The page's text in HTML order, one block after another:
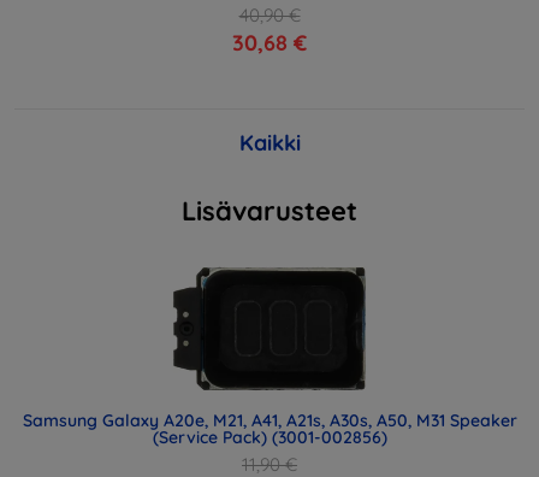
40,90 €
30,68 €
Kaikki
Lisävarusteet
Samsung Galaxy A20e, M21, A41, A21s, A30s, A50, M31 Speaker
(Service Pack) (3001-002856)
11,90 €